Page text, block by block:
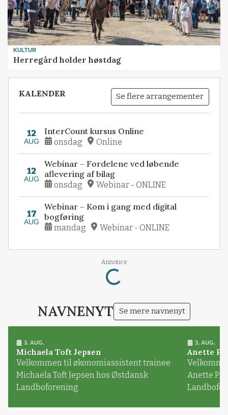
KULTUR
Herregård holder høstdag
KALENDER Se flere arrangementer
12
AUG
InterCount kursus Online
onsdag Online
12
AUG
Webinar – Fordelene ved løbende
aflevering af bilag
onsdag Webinar - ONLINE
17
AUG
Webinar – Kom i gang med digital
bogføring
mandag Webinar - ONLINE
Annonce
Loading...
NAVNENYT Se mere navnenyt
3. AUG.
Michaela Toft Jepsen
Velkommen til økonomiassistent trainee
Michaela Toft Jepsen hos Østdansk
Landboforening
3. AUG.
Anette
Anette